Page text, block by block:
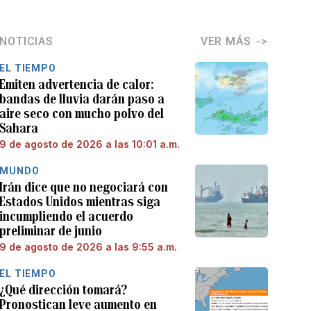
NOTICIAS VER MÁS
EL TIEMPO
Emiten advertencia de calor:
bandas de lluvia darán paso a
aire seco con mucho polvo del
Sahara
9 de agosto de 2026 a las 10:01 a.m.
MUNDO
Irán dice que no negociará con
Estados Unidos mientras siga
incumpliendo el acuerdo
preliminar de junio
9 de agosto de 2026 a las 9:55 a.m.
EL TIEMPO
¿Qué dirección tomará?
Pronostican leve aumento en